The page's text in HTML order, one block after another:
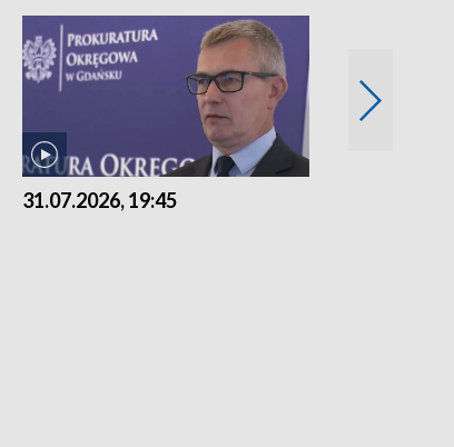
31.07.2026, 19:45